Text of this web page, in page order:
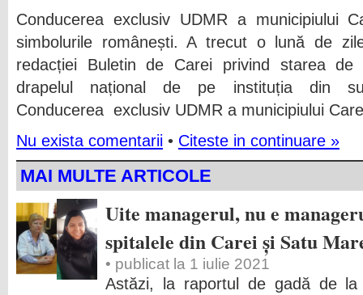
Conducerea exclusiv UDMR a municipiului
simbolurile românești. A trecut o lună de
redacției Buletin de Carei privind starea
drapelul național de pe instituția din
Conducerea exclusiv UDMR a municipiului
Nu exista comentarii • Citeste in continuare »
MAI MULTE ARTICOLE
Uite managerul, nu e
spitalele din Carei și Satu
• publicat la 1 iulie 2021
Astăzi, la raportul de gadă de la